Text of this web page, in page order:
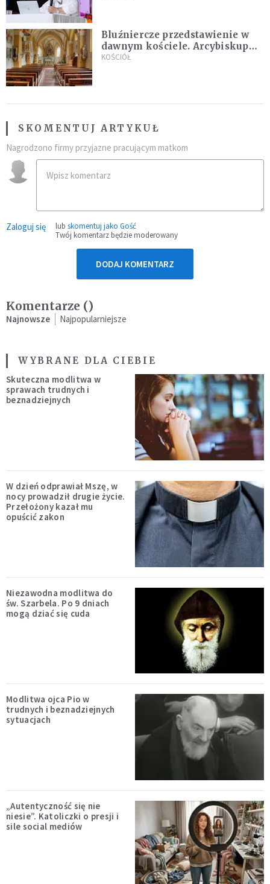
Bluźniercze przedstawienie w
dawnym kościele. Arcybiskup
stanowczo reaguje
KOŚCIÓŁ
SKOMENTUJ ARTYKUŁ
Nagrodzono firmy przyjazne pracującym matkom
Zaloguj się lub skomentuj jako Gość
Twój komentarz będzie moderowany
DODAJ KOMENTARZ
Komentarze ()
Najnowsze Najpopularniejsze
WYBRANE DLA CIEBIE
Skuteczna modlitwa w
sprawach trudnych i
beznadziejnych
W dzień odprawiał Mszę, w
nocy prowadził drugie życie.
Przełożony kazał mu
opuścić zakon
Niezawodna modlitwa do
św. Szarbela. Po 9 dniach
mogą dziać się cuda
Modlitwa ojca Pio w
trudnych i beznadziejnych
sytuacjach
„Autentyczność się nie
niesie”. Katoliczki o presji i
sile social mediów